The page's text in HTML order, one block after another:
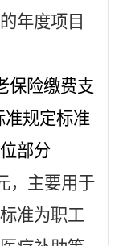
年度项目
保险缴费支
准规定标准
部分
，主要用于
准为职工